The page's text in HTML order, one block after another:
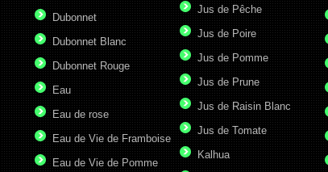
Dubonnet
Dubonnet Blanc
Dubonnet Rouge
Eau
Eau de rose
Eau de Vie de Framboise
Eau de Vie de Pomme
Jus de Pêche
Jus de Poire
Jus de Pomme
Jus de Prune
Jus de Raisin Blanc
Jus de Tomate
Kalhua